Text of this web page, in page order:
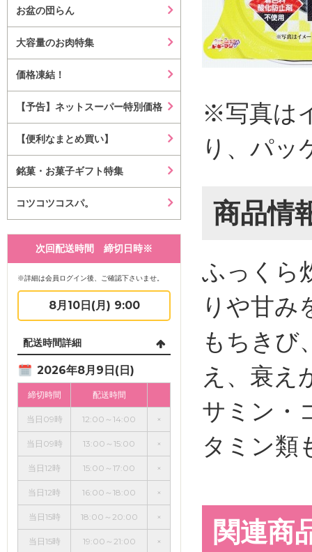
お盆の団らん
大容量のお肉特集
価格凍結！
【予告】ネットスーパー特別価格
【便利なまとめ買い】
銘菓・お菓子ギフト特集
コツコツコスパ。
次回配送時間 締切日時※
※詳細は会員ログイン後、ご確認下さいませ。
8月10日(月) 9:00
配送時間詳細
2026年8月9日(日)
締切時間 配送時間
当日09時 12:00～14:00 ×
当日09時 13:00～15:00 ×
当日12時 15:00～17:00 ×
当日12時 16:00～18:00 ×
当日15時 18:00～20:00 ×
当日15時 19:00～21:00 ×
※写真は
り、パッ
商品情
ふっくら
りや甘み
もちきび
え、衰え
サミン・
タミン類
関連商